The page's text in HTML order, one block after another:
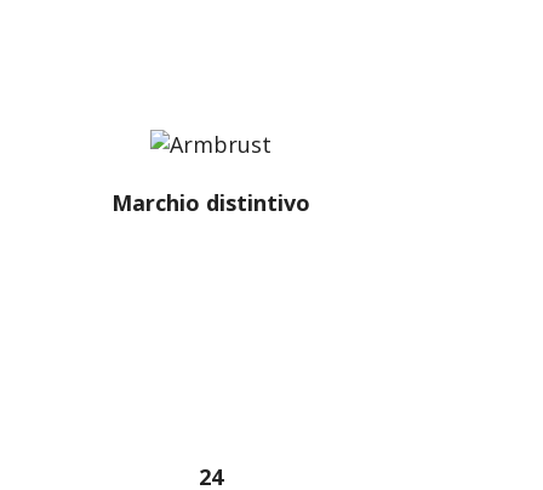
Marchio distintivo
24